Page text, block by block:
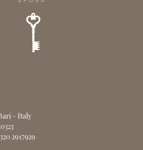
– Italy
2917929